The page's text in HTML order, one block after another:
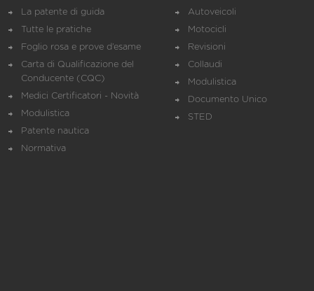
La patente di guida
Tutte le pratiche
Foglio rosa e prove d’esame
Carta di Qualificazione del
Conducente (CQC)
Medici Certificatori - Novità
Modulistica
Patente nautica
Normativa
Autoveicoli
Motocicli
Revisioni
Collaudi
Modulistica
Documento Unico
STED